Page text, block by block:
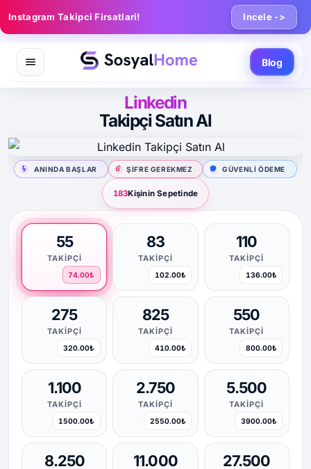
Instagram Takipci Firsatlari! Incele ->
Blog
Linkedin
Takipçi Satın Al
ANINDA BAŞLAR ŞIFRE GEREKMEZ GÜVENLI ÖDEME
183Kişinin Sepetinde
55
TAKIPÇI
74.00₺
83
TAKIPÇI
102.00₺
110
TAKIPÇI
136.00₺
275
TAKIPÇI
320.00₺
825
TAKIPÇI
410.00₺
550
TAKIPÇI
800.00₺
1.100
TAKIPÇI
1500.00₺
2.750
TAKIPÇI
2550.00₺
5.500
TAKIPÇI
3900.00₺
8.250 11.000 27.500